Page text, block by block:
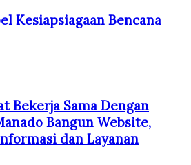
Kesiapsiagaan Bencana
Bekerja Sama Dengan
Bangun Website,
dan Layanan